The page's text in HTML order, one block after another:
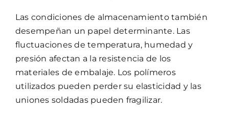
Las condiciones de almacenamiento también
desempeñan un papel determinante. Las
fluctuaciones de temperatura, humedad y
presión afectan a la resistencia de los
materiales de embalaje. Los polímeros
utilizados pueden perder su elasticidad y las
uniones soldadas pueden fragilizar.